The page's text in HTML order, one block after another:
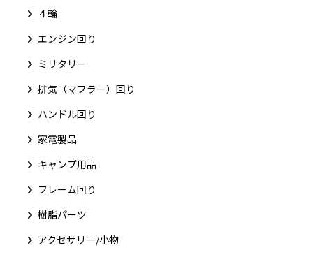
４輪
エンジン回り
ミリタリー
排気（マフラー）回り
ハンドル回り
家電製品
キャンプ用品
フレーム回り
樹脂パーツ
アクセサリー/小物